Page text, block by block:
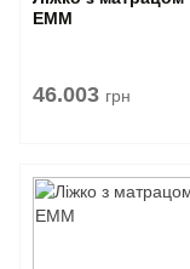
EMM
46.003 грн